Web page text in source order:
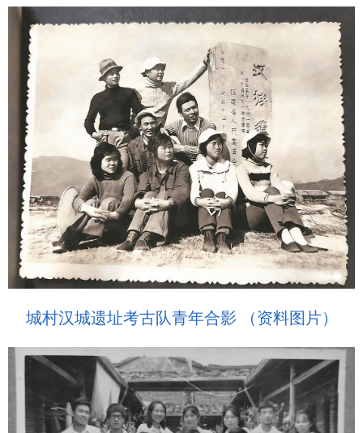
城村汉城遗址考古队青年合影 （资料图片）